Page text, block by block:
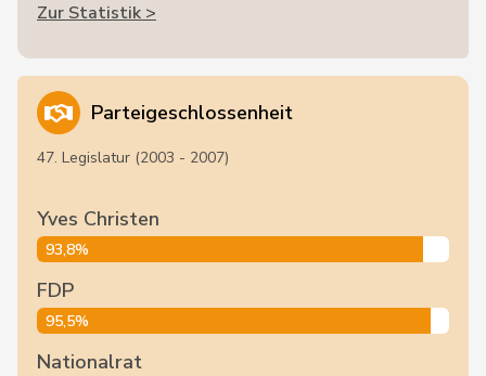
Zur Statistik >
Parteigeschlossenheit
47. Legislatur (2003 - 2007)
Yves Christen
93,8%
FDP
95,5%
Nationalrat